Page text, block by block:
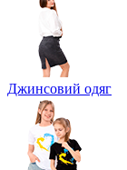
Джинсовий одяг